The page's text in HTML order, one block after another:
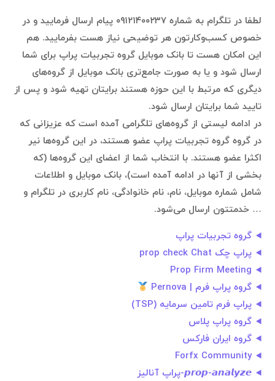
لطفا در تلگرام به شماره ۰۹۱۲۱۴۰۰۲۳۷ پیام ارسال فرمایید و در
خصوص کسب‌وکارتون هر توضیحی نیاز هست بفرمایید. هم
این امکان هست تا بانک موبایل گروه تجربیات پراپ برای شما
ارسال شود و یا به صورت جامع‌تری بانک موبایل از گروه‌های
دیگری که مرتبط با این حوزه هستند برایتان تهیه شود و پس از
تایید شما برایتان ارسال شود.
در ادامه لیستی از گروه‌های تلگرامی آمده است که عزیزانی که
در گروه گروه تجربیات پراپ عضو هستند، در این گروه‌ها نیر
اکثرا عضو هستند. با انتخاب شما از اعضای این گروه‌ها (که
بخشی از آنها در ادامه آمده است)، بانک موبایل و اطلاعات
شامل شماره موبایل، نام، نام خانوادگی، نام کاربری در تلگرام و
… خدمتتون ارسال می‌شود.
گروه تجربیات پراپ
پراپ چک prop check Chat
Prop Firm Meeting
گروه پراپ فرم | Pernova
پراپ فرم تامین سرمایه (TSP)
گروه پراپ پلاس
گروه ایران فارکس
Forfx Community
𝙥𝙧𝙤𝙥-𝙖𝙣𝙖𝙡𝙮𝙯𝙚-پراپ آنالیز